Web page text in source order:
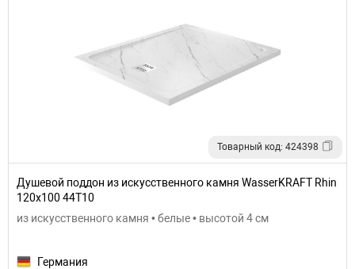
Товарный код: 424398
Душевой поддон из искусственного камня WasserKRAFT Rhin
120x100 44T10
из искусственного камня • белые • высотой 4 см
Германия